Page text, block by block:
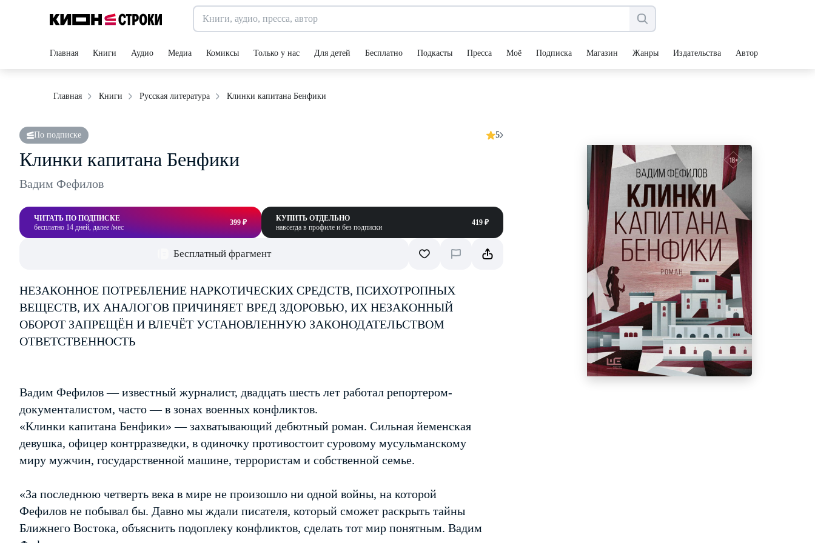
Главная Книги Аудио Медиа Комиксы Только у нас Для детей Бесплатно Подкасты Пресса Моё Подписка Магазин Жанры Издательства Авторы
Главная Книги Русская литература Клинки капитана Бенфики
По подписке 5
Клинки капитана Бенфики
Вадим Фефилов
ЧИТАТЬ ПО ПОДПИСКЕ
бесплатно 14 дней, далее /мес
399 ₽
КУПИТЬ ОТДЕЛЬНО
навсегда в профиле и без подписки
419 ₽
Бесплатный фрагмент
НЕЗАКОННОЕ ПОТРЕБЛЕНИЕ НАРКОТИЧЕСКИХ СРЕДСТВ, ПСИХОТРОПНЫХ
ВЕЩЕСТВ, ИХ АНАЛОГОВ ПРИЧИНЯЕТ ВРЕД ЗДОРОВЬЮ, ИХ НЕЗАКОННЫЙ
ОБОРОТ ЗАПРЕЩЁН И ВЛЕЧЁТ УСТАНОВЛЕННУЮ ЗАКОНОДАТЕЛЬСТВОМ
ОТВЕТСТВЕННОСТЬ
Вадим Фефилов — известный журналист, двадцать шесть лет работал репортером-
документалистом, часто — в зонах военных конфликтов.
«Клинки капитана Бенфики» — захватывающий дебютный роман. Сильная йеменская
девушка, офицер контрразведки, в одиночку противостоит суровому мусульманскому
миру мужчин, государственной машине, террористам и собственной семье.
«За последнюю четверть века в мире не произошло ни одной войны, на которой
Фефилов не побывал бы. Давно мы ждали писателя, который сможет раскрыть тайны
Ближнего Востока, объяснить подоплеку конфликтов, сделать тот мир понятным. Вадим